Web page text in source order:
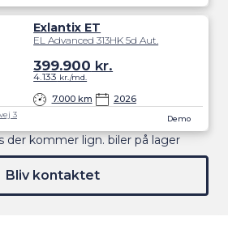
Demo
Exlantix ET
EL Advanced 313HK 5d Aut.
7.000 km 2026
399.900 kr.
4.133 kr./md.
3
der kommer lign. biler på lager
Bliv kontaktet